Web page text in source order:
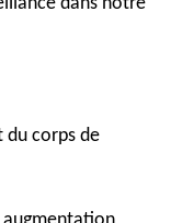
du corps de